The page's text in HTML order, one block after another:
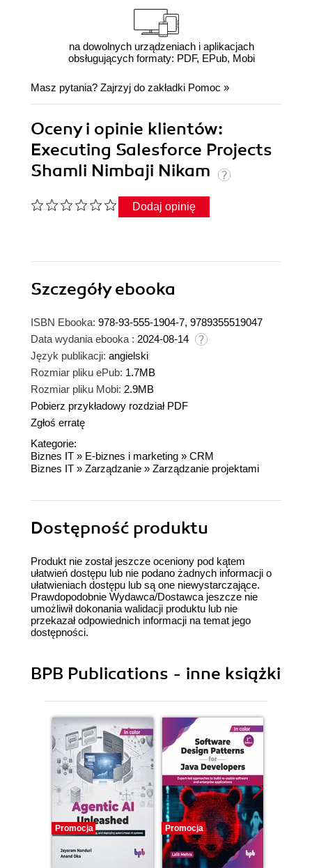
na dowolnych urządzeniach i aplikacjach
obsługujących formaty: PDF, EPub, Mobi
Masz pytania? Zajrzyj do zakładki Pomoc »
Oceny i opinie klientów:
Executing Salesforce Projects
Shamli Nimbaji Nikam
Dodaj opinię
Szczegółyebooka
ISBN Ebooka: 978-93-555-1904-7, 9789355519047
Data wydania ebooka : 2024-08-14
Język publikacji: angielski
Rozmiar pliku ePub: 1.7MB
Rozmiar pliku Mobi: 2.9MB
Pobierz przykładowy rozdział PDF
Zgłoś erratę
Kategorie:
Biznes IT » E-biznes i marketing » CRM
Biznes IT » Zarządzanie » Zarządzanie projektami
Dostępność produktu
Produkt nie został jeszcze oceniony pod kątem
ułatwień dostępu lub nie podano żadnych informacji o
ułatwieniach dostępu lub są one niewystarczające.
Prawdopodobnie Wydawca/Dostawca jeszcze nie
umożliwił dokonania walidacji produktu lub nie
przekazał odpowiednich informacji na temat jego
dostępności.
BPB Publications - inne książki
Promocja Promocja